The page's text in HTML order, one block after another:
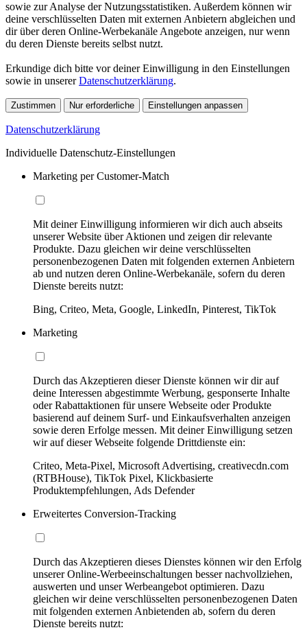
sowie zur Analyse der Nutzungsstatistiken. Außerdem können wir
deine verschlüsselten Daten mit externen Anbietern abgleichen und
dir über deren Online-Werbekanäle Angebote anzeigen, nur wenn
du deren Dienste bereits selbst nutzt.
Erkundige dich bitte vor deiner Einwilligung in den Einstellungen
sowie in unsererDatenschutzerklärung.
Zustimmen Nur erforderliche Einstellungen anpassen
Datenschutzerklärung
Individuelle Datenschutz-Einstellungen
Marketing per Customer-Match
Mit deiner Einwilligung informieren wir dich auch abseits
unserer Website über Aktionen und zeigen dir relevante
Produkte. Dazu gleichen wir deine verschlüsselten
personenbezogenen Daten mit folgenden externen Anbietern
ab und nutzen deren Online-Werbekanäle, sofern du deren
Dienste bereits nutzt:
Bing, Criteo, Meta, Google, LinkedIn, Pinterest, TikTok
Marketing
Durch das Akzeptieren dieser Dienste können wir dir auf
deine Interessen abgestimmte Werbung, gesponserte Inhalte
oder Rabattaktionen für unsere Webseite oder Produkte
basierend auf deinem Surf- und Einkaufsverhalten anzeigen
sowie deren Erfolge messen. Mit deiner Einwilligung setzen
wir auf dieser Webseite folgende Drittdienste ein:
Criteo, Meta-Pixel, Microsoft Advertising, creativecdn.com
(RTBHouse), TikTok Pixel, Klickbasierte
Produktempfehlungen, Ads Defender
Erweitertes Conversion-Tracking
Durch das Akzeptieren dieses Dienstes können wir den Erfolg
unserer Online-Werbeeinschaltungen besser nachvollziehen,
auswerten und unser Werbeangebot optimieren. Dazu
gleichen wir deine verschlüsselten personenbezogenen Daten
mit folgenden externen Anbietenden ab, sofern du deren
Dienste bereits nutzt: